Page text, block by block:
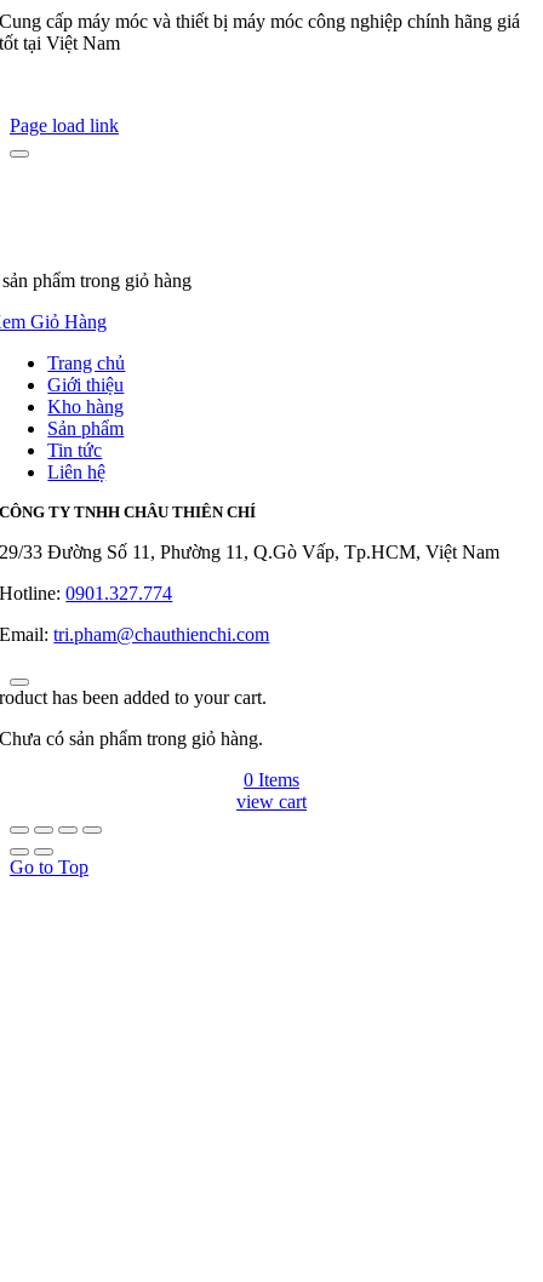
Cung cấp máy móc và thiết bị máy móc công nghiệp chính hãng giá
tốt tại Việt Nam
Page load link
phẩm trong giỏ hàng
Giỏ Hàng
Trang chủ
Giới thiệu
Kho hàng
Sản phẩm
Tin tức
Liên hệ
CÔNG TY TNHH CHÂU THIÊN CHÍ
29/33 Đường Số 11, Phường 11, Q.Gò Vấp, Tp.HCM, Việt Nam
Hotline:0901.327.774
Email:tri.pham@chauthienchi.com
has been added to your cart.
Chưa có sản phẩm trong giỏ hàng.
0 Items
view cart
Go to Top